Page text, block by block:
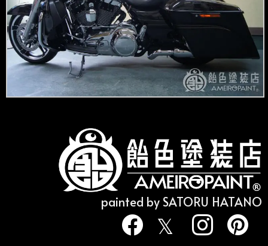
painted by SATORU HATANO